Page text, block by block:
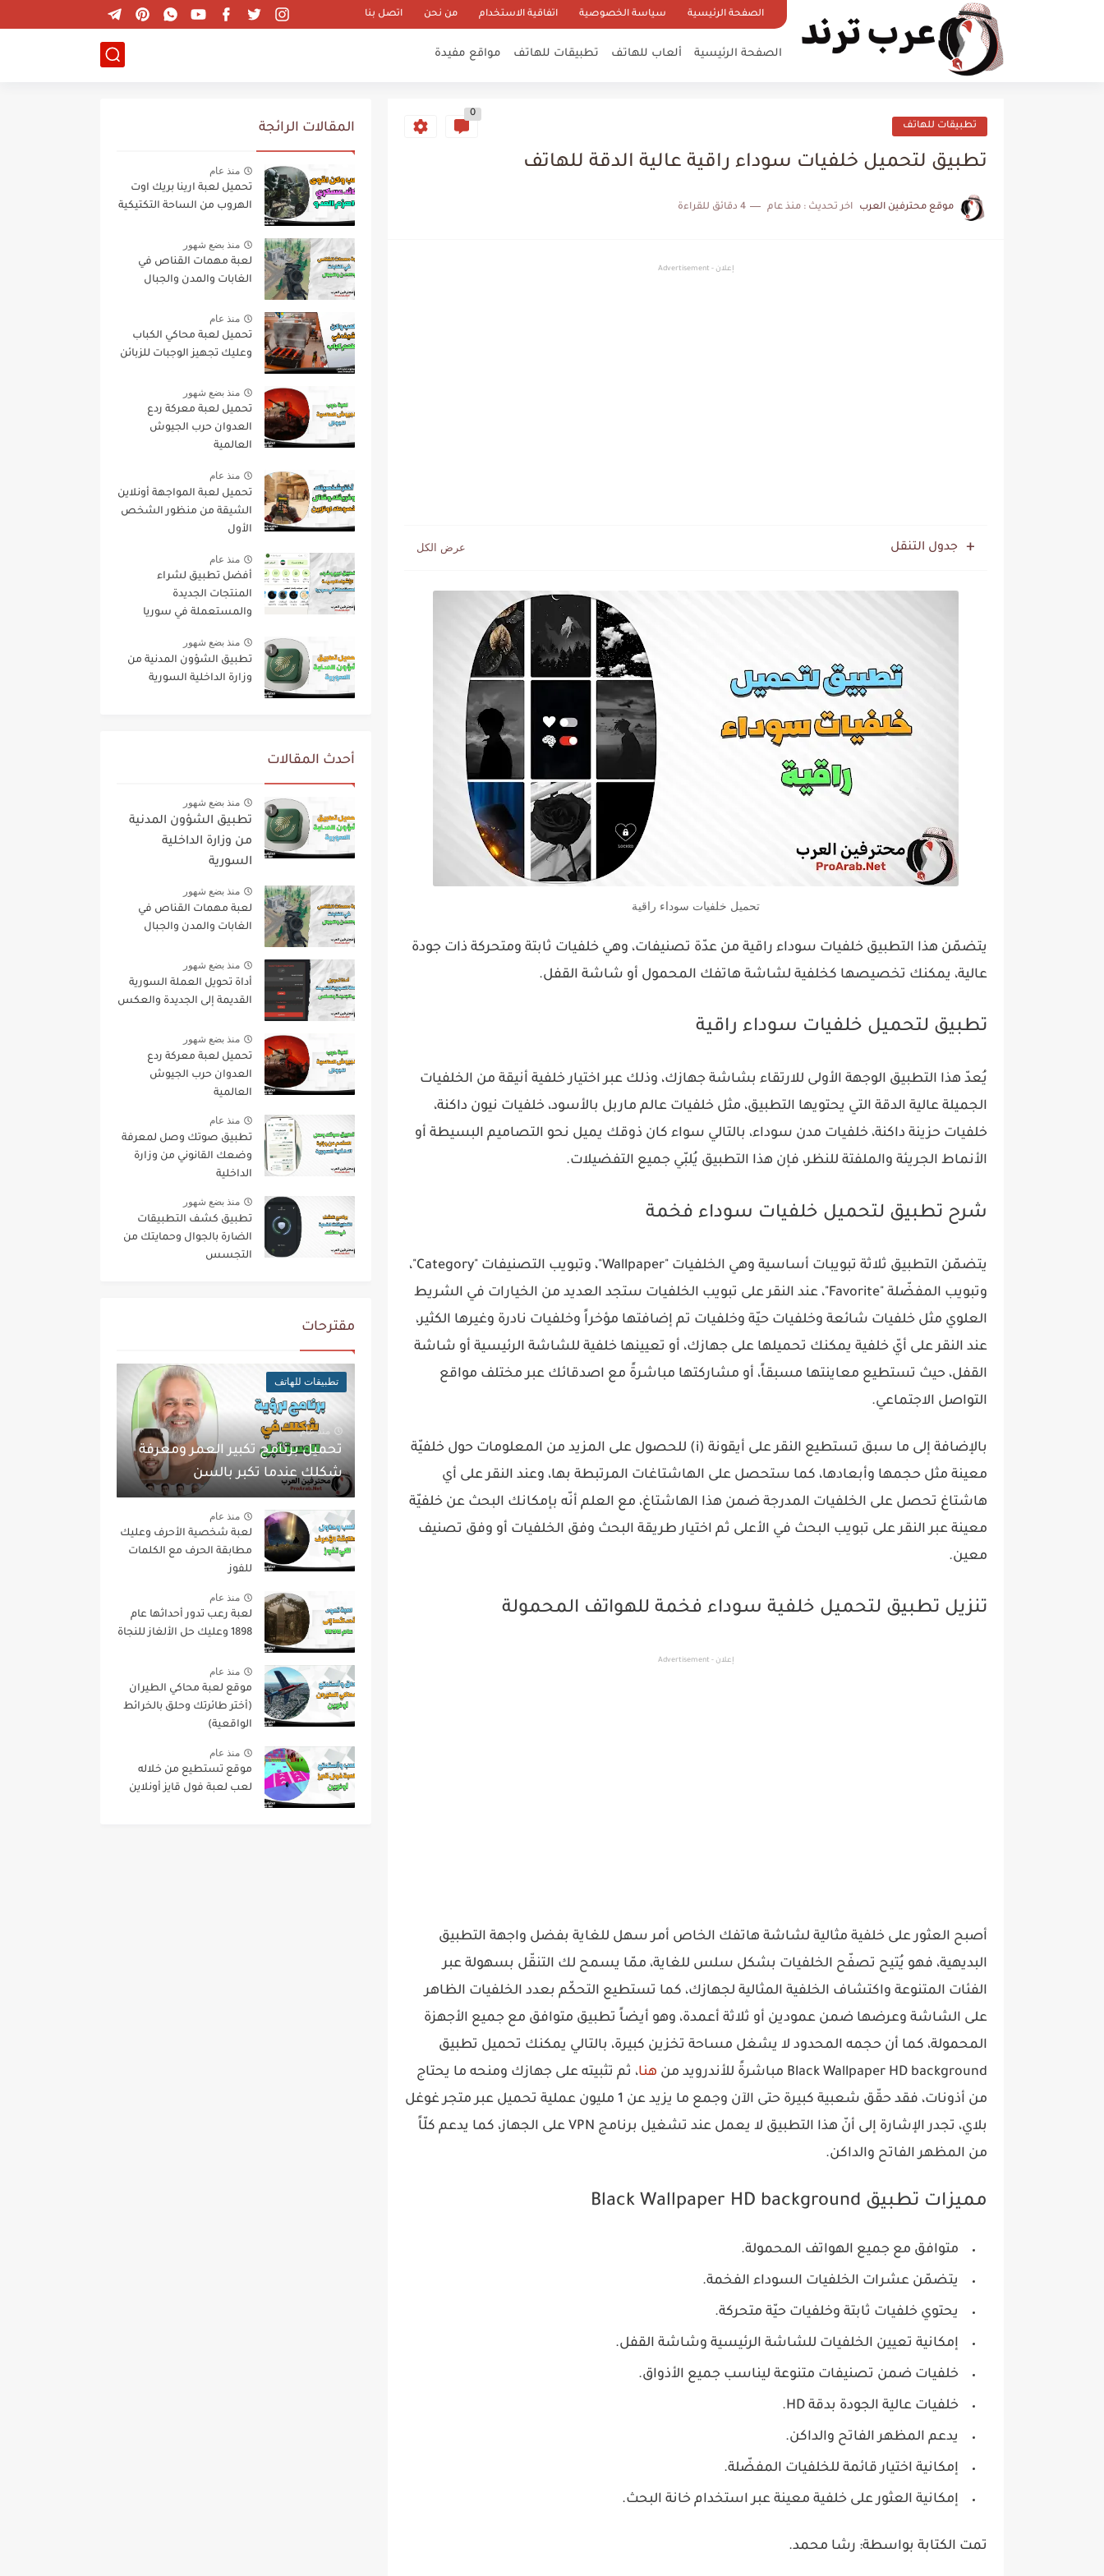
الصفحة الرئيسية سياسة الخصوصية اتفاقية الاستخدام من نحن اتصل بنا
الصفحة الرئيسية ألعاب للهاتف تطبيقات للهاتف مواقع مفيدة
تطبيقات للهاتف
0
تطبيق لتحميل خلفيات سوداء راقية عالية الدقة للهاتف
موقع محترفين العرب اخر تحديث : منذ عام 4 دقائق للقراءة
إعلان - Advertisement
جدول التنقل
تحميل خلفيات سوداء راقية
يتضمّن هذا التطبيق خلفيات سوداء راقية من عدّة تصنيفات، وهي خلفيات ثابتة ومتحركة ذات جودة
عالية، يمكنك تخصيصها كخلفية لشاشة هاتفك المحمول أو شاشة القفل.
تطبيق لتحميل خلفيات سوداء راقية
يُعدّ هذا التطبيق الوجهة الأولى للارتقاء بشاشة جهازك، وذلك عبر اختيار خلفية أنيقة من الخلفيات
الجميلة عالية الدقة التي يحتويها التطبيق، مثل خلفيات عالم ماربل بالأسود، خلفيات نيون داكنة،
خلفيات حزينة داكنة، خلفيات مدن سوداء، بالتالي سواء كان ذوقك يميل نحو التصاميم البسيطة أو
الأنماط الجريئة والملفتة للنظر، فإن هذا التطبيق يُلبّي جميع التفضيلات.
شرح تطبيق لتحميل خلفيات سوداء فخمة
يتضمّن التطبيق ثلاثة تبويبات أساسية وهي الخلفيات "Wallpaper"، وتبويب التصنيفات "Category"،
وتبويب المفضّلة "Favorite"، عند النقر على تبويب الخلفيات ستجد العديد من الخيارات في الشريط
العلوي مثل خلفيات شائعة وخلفيات حيّة وخلفيات تم إضافتها مؤخراً وخلفيات نادرة وغيرها الكثير،
عند النقر على أيّ خلفية يمكنك تحميلها على جهازك، أو تعيينها خلفية للشاشة الرئيسية أو شاشة
القفل، حيث تستطيع معاينتها مسبقاً، أو مشاركتها مباشرةً مع اصدقائك عبر مختلف مواقع
التواصل الاجتماعي.
بالإضافة إلى ما سبق تستطيع النقر على أيقونة (i) للحصول على المزيد من المعلومات حول خلفيّة
معينة مثل حجمها وأبعادها، كما ستحصل على الهاشتاغات المرتبطة بها، وعند النقر على أي
هاشتاغ تحصل على الخلفيات المدرجة ضمن هذا الهاشتاغ، مع العلم أنّه بإمكانك البحث عن خلفيّة
معينة عبر النقر على تبويب البحث في الأعلى ثم اختيار طريقة البحث وفق الخلفيات أو وفق تصنيف
معين.
تنزيل تطبيق لتحميل خلفية سوداء فخمة للهواتف المحمولة
إعلان - Advertisement
أصبح العثور على خلفية مثالية لشاشة هاتفك الخاص أمر سهل للغاية بفضل واجهة التطبيق
البديهية، فهو يُتيح تصفّح الخلفيات بشكل سلس للغاية، ممّا يسمح لك التنقّل بسهولة عبر
الفئات المتنوعة واكتشاف الخلفية المثالية لجهازك، كما تستطيع التحكّم بعدد الخلفيات الظاهر
على الشاشة وعرضها ضمن عمودين أو ثلاثة أعمدة، وهو أيضاً تطبيق متوافق مع جميع الأجهزة
المحمولة، كما أن حجمه المحدود لا يشغل مساحة تخزين كبيرة، بالتالي يمكنك تحميل تطبيق
Black Wallpaper HD background مباشرةً للأندرويد من
هنا، ثم تثبيته على جهازك ومنحه ما يحتاج
من أذونات، فقد حقّق شعبية كبيرة حتى الآن وجمع ما يزيد عن 1 مليون عملية تحميل عبر متجر غوغل
بلاي، تجدر الإشارة إلى أنّ هذا التطبيق لا يعمل عند تشغيل برنامج VPN على الجهاز، كما يدعم كلّاً
من المظهر الفاتح والداكن.
مميزات تطبيق Black Wallpaper HD background
متوافق مع جميع الهواتف المحمولة.
يتضمّن عشرات الخلفيات السوداء الفخمة.
يحتوي خلفيات ثابتة وخلفيات حيّة متحركة.
إمكانية تعيين الخلفيات للشاشة الرئيسية وشاشة القفل.
خلفيات ضمن تصنيفات متنوعة ليناسب جميع الأذواق.
خلفيات عالية الجودة بدقة HD.
يدعم المظهر الفاتح والداكن.
إمكانية اختيار قائمة للخلفيات المفضّلة.
إمكانية العثور على خلفية معينة عبر استخدام خانة البحث.
تمت الكتابة بواسطة: رشا محمد.
المقالات الرائجة
منذ عام
تحميل لعبة ارينا بريك اوت
الهروب من الساحة التكتيكية
منذ بضع شهور
لعبة مهمات القناص في
الغابات والمدن والجبال
منذ عام
تحميل لعبة محاكي الكباب
وعليك تجهيز الوجبات للزبائن
منذ بضع شهور
تحميل لعبة معركة ردع
العدوان حرب الجيوش
العالمية
منذ عام
تحميل لعبة المواجهة أونلاين
الشيقة من منظور الشخص
الأول
منذ عام
أفضل تطبيق لشراء
المنتجات الجديدة
والمستعملة في سوريا
منذ بضع شهور
تطبيق الشؤون المدنية من
وزارة الداخلية السورية
أحدث المقالات
منذ بضع شهور
تطبيق الشؤون المدنية
من وزارة الداخلية
السورية
منذ بضع شهور
لعبة مهمات القناص في
الغابات والمدن والجبال
منذ بضع شهور
أداة تحويل العملة السورية
القديمة إلى الجديدة والعكس
منذ بضع شهور
تحميل لعبة معركة ردع
العدوان حرب الجيوش
العالمية
منذ عام
تطبيق صوتك وصل لمعرفة
وضعك القانوني من وزارة
الداخلية
منذ بضع شهور
تطبيق كشف التطبيقات
الضارة بالجوال وحمايتك من
التجسس
مقترحات
تطبيقات للهاتف
منذ عام
تحميل برنامج تكبير العمر ومعرفة
شكلك عندما تكبر بالسن
منذ عام
لعبة شخصية الأحرف وعليك
مطابقة الحرف مع الكلمات
للفوز
منذ عام
لعبة رعب تدور أحداثها عام
1898 وعليك حل الألغاز للنجاة
منذ عام
موقع لعبة محاكي الطيران
(أختر طائرتك وحلق بالخرائط
الواقعية)
منذ عام
موقع تستطيع من خلاله
لعب لعبة فول قايز أونلاين